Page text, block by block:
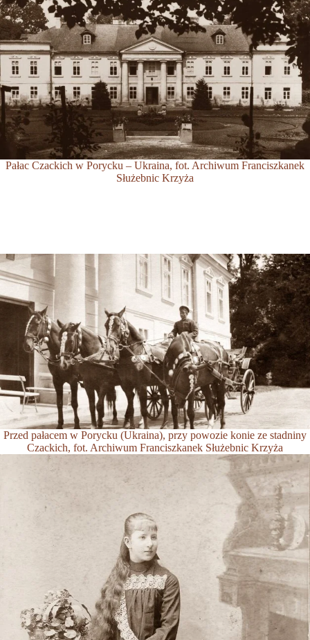
Pałac Czackich w Porycku – Ukraina, fot. Archiwum Franciszkanek
Służebnic Krzyża
Przed pałacem w Porycku (Ukraina), przy powozie konie ze stadniny
Czackich, fot. Archiwum Franciszkanek Służebnic Krzyża